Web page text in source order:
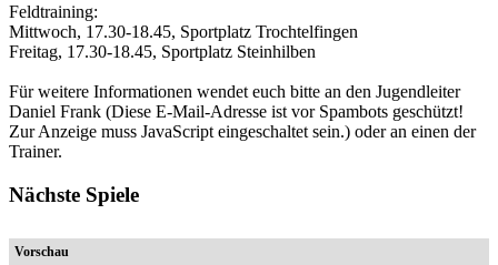
Feldtraining:
Mittwoch, 17.30-18.45, Sportplatz Trochtelfingen
Freitag, 17.30-18.45, Sportplatz Steinhilben
Für weitere Informationen wendet euch bitte an den Jugendleiter
Daniel Frank (Diese E-Mail-Adresse ist vor Spambots geschützt!
Zur Anzeige muss JavaScript eingeschaltet sein.) oder an einen der
Trainer.
Nächste Spiele
Vorschau